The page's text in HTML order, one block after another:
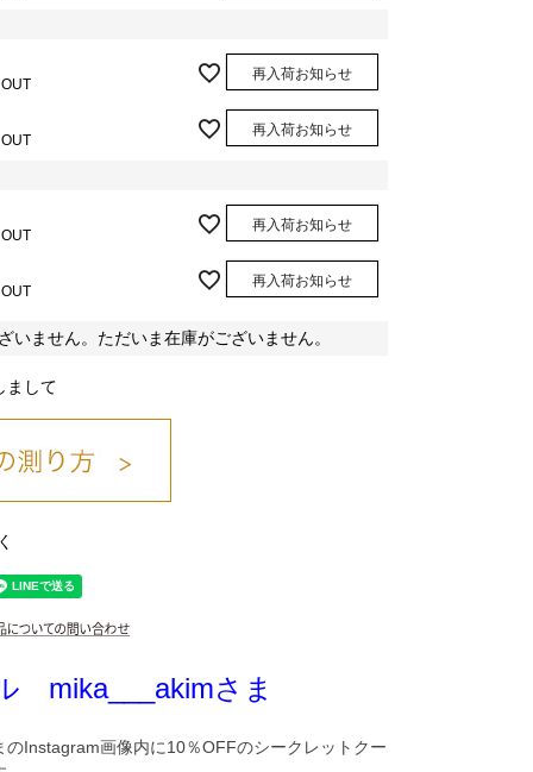
再入荷お知らせ
再入荷お知らせ
再入荷お知らせ
再入荷お知らせ
いません。ただいま在庫がございません。
まして
mika___akimさま
のInstagram画像内に10％OFFのシークレットクー